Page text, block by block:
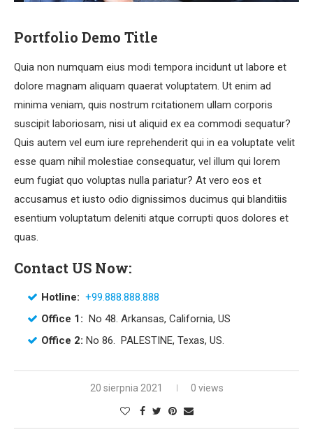
Portfolio Demo Title
Quia non numquam eius modi tempora incidunt ut labore et
dolore magnam aliquam quaerat voluptatem. Ut enim ad
minima veniam, quis nostrum rcitationem ullam corporis
suscipit laboriosam, nisi ut aliquid ex ea commodi sequatur?
Quis autem vel eum iure reprehenderit qui in ea voluptate velit
esse quam nihil molestiae consequatur, vel illum qui lorem
eum fugiat quo voluptas nulla pariatur? At vero eos et
accusamus et iusto odio dignissimos ducimus qui blanditiis
esentium voluptatum deleniti atque corrupti quos dolores et
quas.
Contact US Now:
Hotline: +99.888.888.888
Office 1: No 48. Arkansas, California, US
Office 2: No 86. PALESTINE, Texas, US.
20 sierpnia 2021 0 views